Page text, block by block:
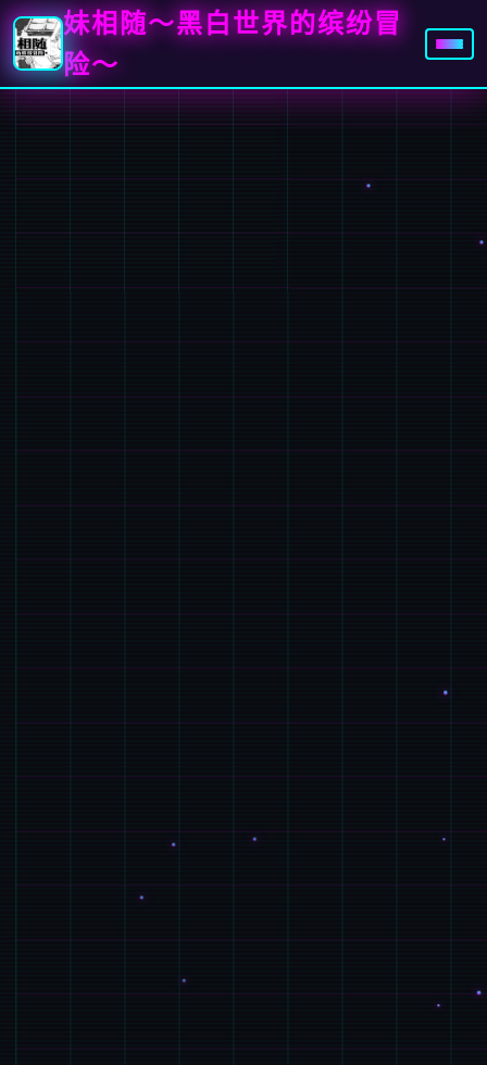
妹相随～黑白世界的缤纷冒
险～